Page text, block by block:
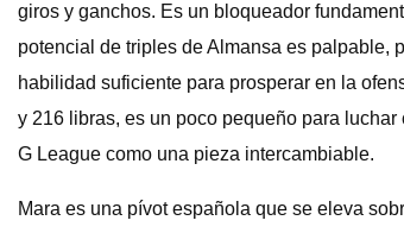
giros y ganchos. Es un bloqueador
potencial de triples de Almansa es palpable,
habilidad suficiente para prosperar en la
y 216 libras, es un poco pequeño para
G League como una pieza intercambiable.
Mara es una pívot española que se eleva